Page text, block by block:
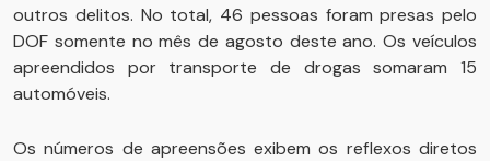
outros delitos. No total, 46 pessoas foram presas pelo
DOF somente no mês de agosto deste ano. Os veículos
apreendidos por transporte de drogas somaram 15
automóveis.
Os números de apreensões exibem os reflexos diretos